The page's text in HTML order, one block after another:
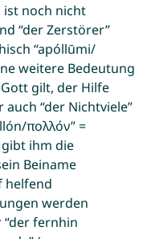
ist noch nicht
“der Zerstörer”
“apóllūmi/
weitere Bedeutung
gilt, der Hilfe
“der Nichtviele”
πολλόν” =
ihm die
Beiname
helfend
werden
“der fernhin